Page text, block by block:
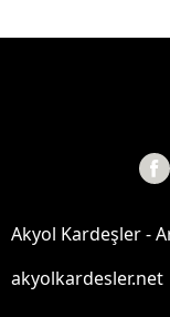
Akyol Kardeşler -
akyolkardesler.net